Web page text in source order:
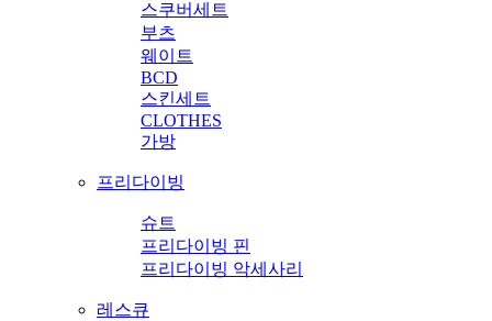
스쿠버세트
부츠
웨이트
BCD
스킨세트
CLOTHES
가방
프리다이빙
슈트
프리다이빙 핀
프리다이빙 악세사리
레스큐